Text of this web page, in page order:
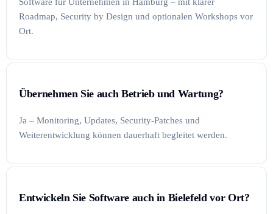
Roadmap, Security by Design und optionalen Workshops vor
Ort.
Übernehmen Sie auch Betrieb und Wartung?
Ja – Monitoring, Updates, Security-Patches und
Weiterentwicklung können dauerhaft begleitet werden.
Entwickeln Sie Software auch in Bielefeld vor Ort?